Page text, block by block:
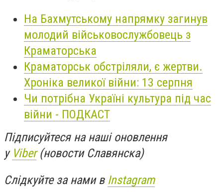
На Бахмутському напрямку загинув
молодий військовослужбовець з
Краматорська
Краматорськ обстріляли, є жертви.
Хроніка великої війни: 13 серпня
Чи потрібна Україні культура під час
війни - ПОДКАСТ
Підписуйтеся на наші оновлення
у Viber(новости Славянска)
Слідкуйте за нами в Instagram